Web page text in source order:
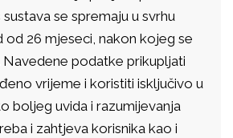
se spremaju u svrhu
od 26 mjeseci, nakon kojeg se
Navedene podatke prikupljati
vrijeme i koristiti isključivo u
boljeg uvida i razumijevanja
i zahtjeva korisnika kao i